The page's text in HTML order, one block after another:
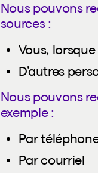
Nous pouvons
sources :
Vous,
D’autres
Nous pouvons
exemple :
Par
Par courriel